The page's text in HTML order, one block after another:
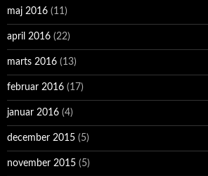
maj 2016 (11)
april 2016 (22)
marts 2016 (13)
februar 2016 (17)
januar 2016 (4)
december 2015 (5)
november 2015 (5)